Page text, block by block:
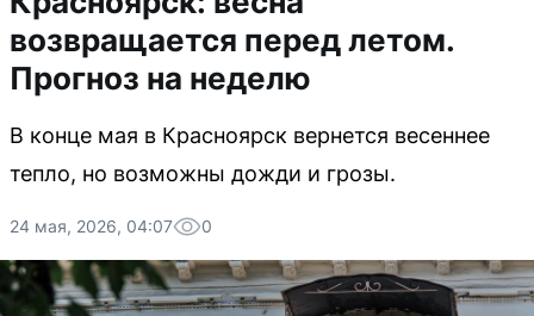
возвращается перед летом.
Прогноз на неделю
В конце мая в Красноярск вернется весеннее
тепло, но возможны дожди и грозы.
24 мая, 2026, 04:07 0